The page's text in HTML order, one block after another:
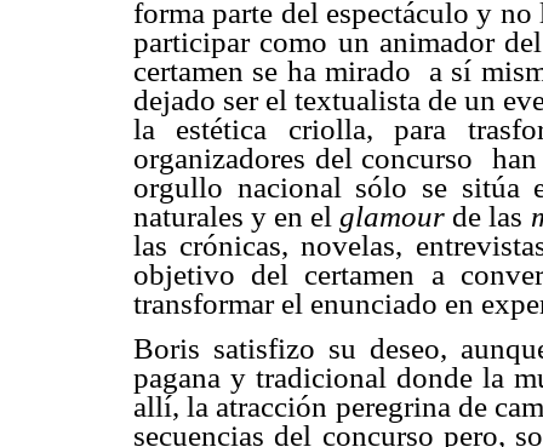
forma parte del espectáculo y
participar como un animador
certamen se ha mirado
a sí
dejado ser el textualista de un
la estética criolla, para
organizadores del concurso
orgullo nacional sólo se sitúa
naturales y en elglamour de las
las crónicas, novelas,
objetivo del certamen a
transformar el enunciado en
Boris satisfizo su deseo,
pagana y tradicional donde la
allí, la atracción peregrina de
secuencias del concurso pero,